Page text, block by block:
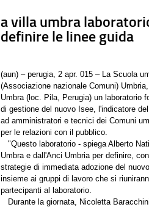
a villa umbra
definire le linee guida
(aun) – perugia, 2 apr. 015 – La Scuola
(Associazione nazionale Comuni)
Umbra (loc. Pila, Perugia) un laboratorio
di gestione del nuovo Isee, l'indicatore
ad amministratori e tecnici dei Comuni
per le relazioni con il pubblico.
"Questo laboratorio - spiega Alberto
Umbra e dall'Anci Umbria per definire,
strategie di immediata adozione del
insieme ai gruppi di lavoro che si
partecipanti al laboratorio.
Durante la giornata, Nicoletta